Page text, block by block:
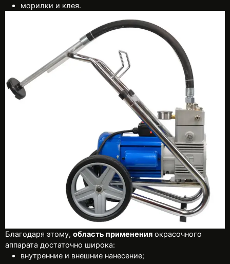
морилки и клея.
Благодаря этому, область применения окрасочного
аппарата достаточно широка:
внутренние и внешние нанесение;